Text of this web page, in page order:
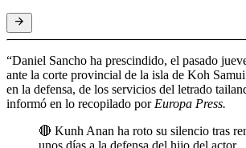
“Daniel Sancho ha prescindido, el pasado
ante la corte provincial de la isla de Koh
en la defensa, de los servicios del letrado
informó en lo recopilado por Europa Press.
🔴 Kunh Anan ha roto su silencio tras
unos días a la defensa del hijo del actor.